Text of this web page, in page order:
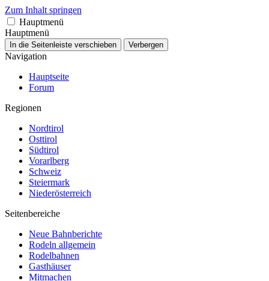
Zum Inhalt springen
Hauptmenü
Hauptmenü
In die Seitenleiste verschieben Verbergen
Navigation
Hauptseite
Forum
Regionen
Nordtirol
Osttirol
Südtirol
Vorarlberg
Schweiz
Steiermark
Niederösterreich
Seitenbereiche
Neue Bahnberichte
Rodeln allgemein
Rodelbahnen
Gasthäuser
Mitmachen